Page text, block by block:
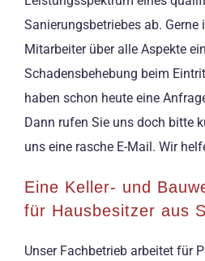
Sanierungsbetriebes ab.
Mitarbeiter über alle Aspekte
Schadensbehebung beim
haben schon heute eine
Dann rufen Sie uns doch bitte
uns eine rasche E-Mail. Wir
Eine Keller- und
für Hausbesitzer aus
Unser Fachbetrieb arbeitet für